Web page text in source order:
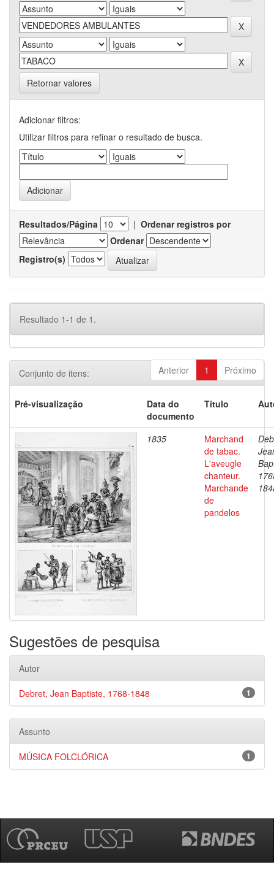
Retornar valores
Adicionar filtros:
Utilizar filtros para refinar o resultado de busca.
Resultados/Página | Ordenar registros por
Ordenar
Registro(s)
Resultado 1-1 de 1.
Anterior 1 Próximo
Conjunto de itens:
Pré-visualização
Data do
documento
Título
1835
Marchand
de tabac.
L'aveugle
chanteur.
Marchande
de
pandelos
Sugestões de pesquisa
Autor
1
Debret, Jean Baptiste, 1768-1848
Assunto
1
MÚSICA FOLCLÓRICA